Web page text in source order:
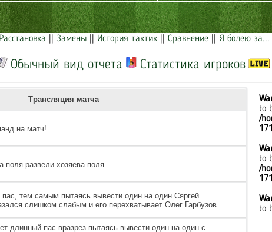
Расстановка Замены История тактик Сравнение Я болею за...
Обычный вид отчета Статистика игроков
Трансляция матча
на матч!
поля развели хозяева поля.
тем самым пытаясь вывести один на один Сяргей
слишком слабым и его перехватывает Олег Гарбузов.
длинный пас вразрез пытаясь вывести один на один с
to
/
to
/
to